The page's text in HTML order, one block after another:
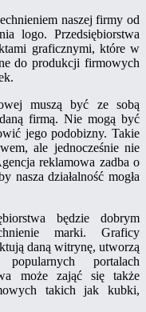
naszej firmy od
logo. Przedsiębiorstwa
graficznymi, które w
do produkcji firmowych
muszą być ze sobą
firmą. Nie mogą być
jego podobizny. Takie
ale jednocześnie nie
reklamowa zadba o
nasza działalność mogła
będzie dobrym
marki. Graficy
daną witrynę, utworzą
portalach
może zająć się także
takich jak kubki,